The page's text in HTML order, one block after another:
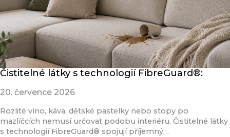
Čistitelné látky s technologií FibreGuard®:
20. července 2026
Rozlité víno, káva, dětské pastelky nebo stopy po
mazlíčcích nemusí určovat podobu interiéru. Čistitelné látky
s technologií FibreGuard® spojují příjemný…